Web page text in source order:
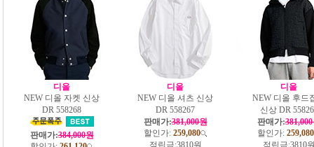
디올
NEW 디올 자켓 신상
DR 558268
판매가:384,000원
디올
NEW 디올 셔츠 신상
DR 558267
판매가:381,000원
할인가: 259,080
적립금:3810원
디올
NEW 디올 후드
신상 DR
판매가:
할인가: 259,080
적립금:3810